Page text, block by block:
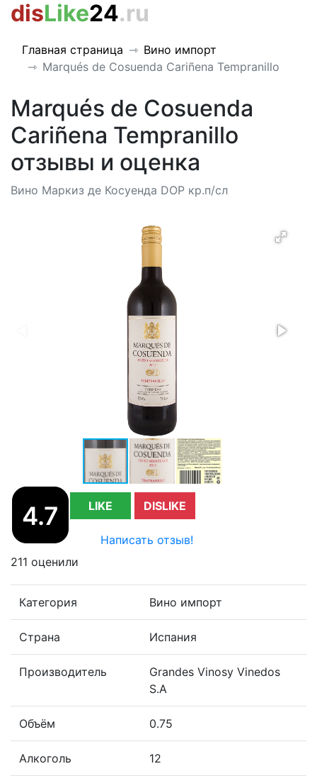
disLike24.ru
Главная страница
Вино импорт
Marqués de Сosuenda Cariñena Tempranillo
Marqués de Сosuenda
Cariñena Tempranillo
отзывы и оценка
Вино Маркиз де Косуенда DOP кр.п/сл
4.7 LIKE DISLIKE
Написать отзыв!
211 оценили
Категория Вино импорт
Страна Испания
Производитель
Grandes Vinosy Vinedos
S.A
Объём 0.75
Алкоголь 12